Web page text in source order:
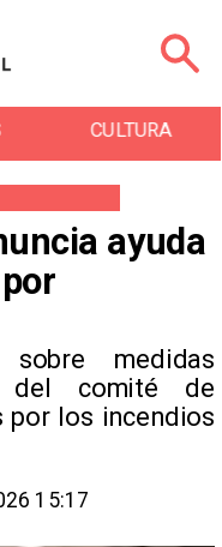
TURISMO
ayuda
medidas
del comité de
por los incendios
15:17